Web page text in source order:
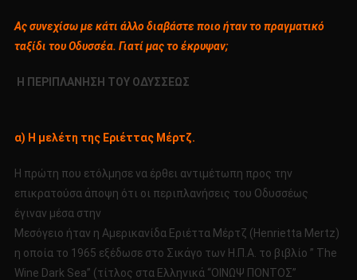
Ας συνεχίσω με κάτι άλλο διαβάστε ποιο ήταν το πραγματικό
ταξίδι του Οδυσσέα. Γιατί μας το έκρυψαν;
Η ΠΕΡΙΠΛΑΝΗΣΗ ΤΟΥ ΟΔΥΣΣΕΩΣ
α) Η μελέτη της Εριέττας Μέρτζ.
Η πρώτη που ετόλμησε να έρθει αντιμέτωπη προς την
επικρατούσα άποψη ότι οι περιπλανήσεις του Οδυσσέως
έγιναν μέσα στην
Μεσόγειο ήταν η Αμερικανίδα Εριέττα Μέρτζ (Henrietta Mertz)
η οποία το 1965 εξέδωσε στο Σικάγο των Η.Π.Α. το βιβλίο ” The
Wine Dark Sea” (τίτλος στα Ελληνικά “ΟΙΝΩΨ ΠΟΝΤΟΣ”